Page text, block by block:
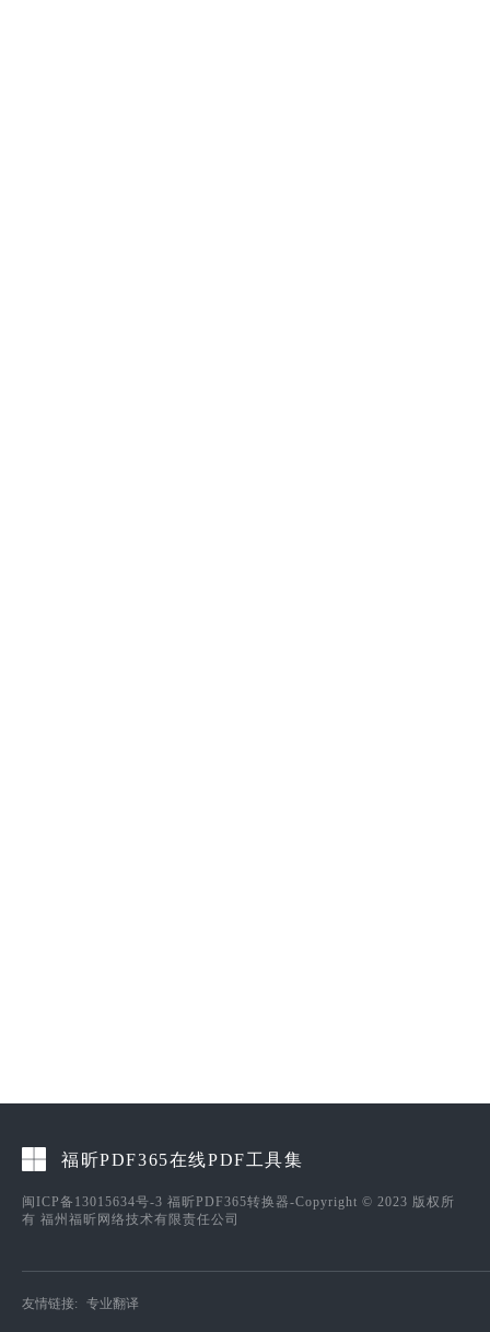
福昕PDF365在线PDF工具集
闽ICP备13015634号-3 福昕PDF365转换器-Copyright © 2023 版权所
有 福州福昕网络技术有限责任公司
友情链接: 专业翻译